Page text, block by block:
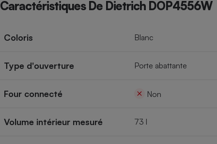
Caractéristiques De Dietrich DOP4556W
Coloris Blanc
Type d'ouverture Porte abattante
Four connecté Non
Volume intérieur mesuré 73 l